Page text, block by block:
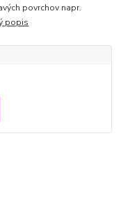
povrchov napr.
popis